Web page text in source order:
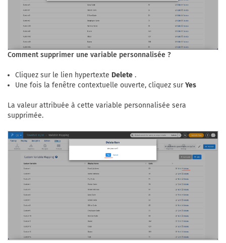
Comment supprimer une variable personnalisée ?
Cliquez sur le lien hypertexte Delete .
Une fois la fenêtre contextuelle ouverte, cliquez surYes
La valeur attribuée à cette variable personnalisée sera
supprimée.